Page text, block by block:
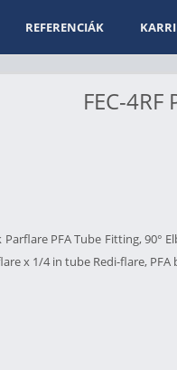
REFERENCIÁK
FEC-4RF
Parflare PFA Tube Fitting, 90°
x 1/4 in tube Redi-flare, PFA